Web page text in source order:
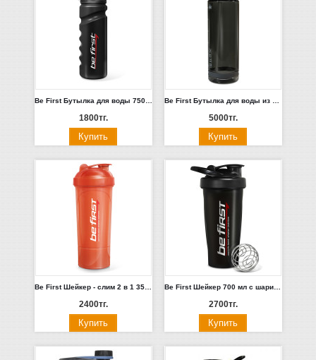
Be First Бутылка для воды 750 мл с крышкой (Белая, черная, розовая, прозрачная) (75NL-**)
1800тг. 5000тг.
Be First Шейкер - слим 2 в 1 350 мл серый, коралловый, морская волна, черный (TS 1349-**)
2400тг.
Be First Шейкер 700 мл с шариком и держателем, черный (TS 1396-Blk)
2700тг.